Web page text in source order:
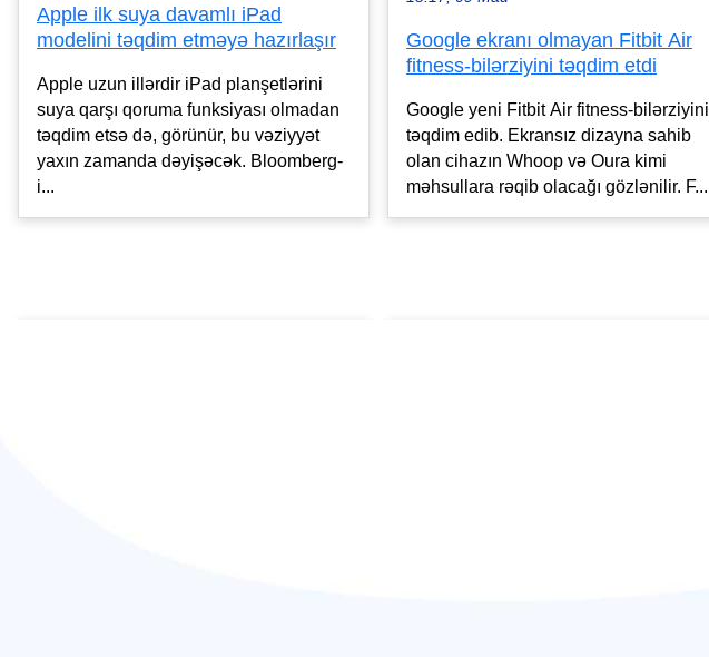
Apple ilk suya davamlı iPad
modelini təqdim etməyə hazırlaşır
Apple uzun illərdir iPad planşetlərini
suya qarşı qoruma funksiyası olmadan
təqdim etsə də, görünür, bu vəziyyət
yaxın zamanda dəyişəcək. Bloomberg-
i...
Google ekranı olmayan Fitbit Air
fitness-bilərziyini təqdim etdi
Google yeni Fitbit Air fitness-bilərziyini
təqdim edib. Ekransız dizayna sahib
olan cihazın Whoop və Oura kimi
məhsullara rəqib olacağı gözlənilir. F...